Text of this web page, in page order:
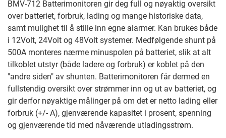
BMV-712 Batterimonitoren gir deg full og nøyaktig oversikt
over batteriet, forbruk, lading og mange historiske data,
samt mulighet til å stille inn egne alarmer. Kan brukes både
i 12Volt, 24Volt og 48Volt systemer. Medfølgende shunt på
500A monteres nærme minuspolen på batteriet, slik at alt
tilkoblet utstyr (både ladere og forbruk) er koblet på den
"andre siden" av shunten. Batterimonitoren får dermed en
fullstendig oversikt over strømmer inn og ut av batteriet, og
gir derfor nøyaktige målinger på om det er netto lading eller
forbruk (+/- A), gjenværende kapasitet i prosent, spenning
og gjenværende tid med nåværende utladingsstrøm.